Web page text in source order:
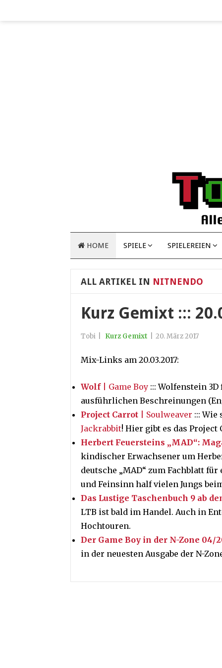
HOME SPIELE SPIELEREIEN
ALL ARTIKEL IN NITNENDO
Kurz Gemixt :::
Tobi Kurz Gemixt 20. März 2017
Mix-Links am 20.03.2017:
Wolf| Game Boy ::: Wolfenstein
ausführlichen Beschreinungen
Project Carrot | Soulweaver ::: Wie
Jackrabbit! Hier gibt es das
Herbert Feuersteins „MAD“:
kindischer Erwachsener um
deutsche „MAD“ zum Fachblatt
und Feinsinn half vielen Jungs
Das Lustige Taschenbuch 9 ab
LTB ist bald im Handel. Auch in
Hochtouren.
Der Game Boy in der N-Zone 04/
in der neuesten Ausgabe der N-